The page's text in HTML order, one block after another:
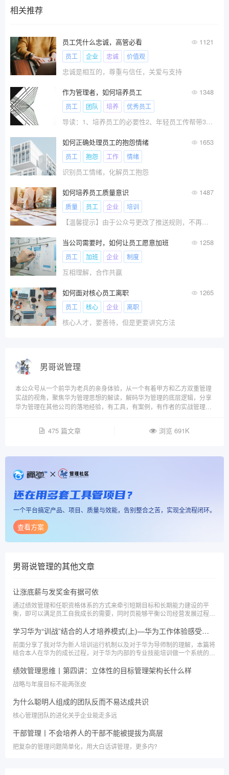
相关推荐
员工凭什么忠诚，高管必看 1121
员工 企业 忠诚 价值观
忠诚是相互的，尊重与信任，关爱与支持
作为管理者，如何培养员工 1348
员工 团队 培养 优秀员工
导读：1、培养员工的必要性2、年轻员工传帮带3、刺头员工，针对性带4、优秀员工，扶上马送一程 随着90后、0
如何正确处理员工的抱怨情绪 1653
员工 抱怨 工作 情绪
识别员工情绪，化解员工抱怨
如何培养员工质量意识 1487
质量 员工 企业 培训
【温馨提示】由于公众号更改了推送规则，不再按照?
当公司需要时，如何让员工愿意加班 1258
员工 加班 企业 制度
互相理解，合作共赢
如何面对核心员工离职 1265
员工 核心 企业 离职
核心人才，要善待，但是更要讲究方法
男哥说管理
本公众号从一个前华为老兵的亲身体验，从一个有着甲方和乙方双重管理
实战的视角，聚焦华为管理思想的解读，解码华为管理的底层逻辑，分享
华为管理在其他公司的落地经验，有工具，有案例，有作者的实战管理感
475 篇文章 浏览 691K
还在用多套工具管项目？
一个平台搞定产品、项目、质量与效能，告别整合之苦，实现全流程闭环。
查看方案
男哥说管理的其他文章
让涨底薪与发奖金有据可依
通过绩效管理和任职资格体系的方式来牵引短期目标和长期能力建设的平
衡，即可以满足员工自我成长的需要，同时页能够平衡公司经营发展过程中
学习华为“训战”结合的人才培养模式(上)—华为工作体验感受分享系列 五
前面分享了我对华为新人培训运行机制以及对于华为导师制的理解，本篇将
结合本人在华为的成长过程，对于华为内部的专业技能培训做一个系统的梳
的经验和建议。
绩效管理思维丨第四讲：立体性的目标管理架构长什么样
战略与年度目标不能两张皮
为什么聪明人组成的团队反而不易达成共识
核心管理团队的进化关乎企业能走多远
干部管理丨不会培养人的干部不能被提拔为高层
把复杂的管理问题简单化，用大白话讲管理，更多内?